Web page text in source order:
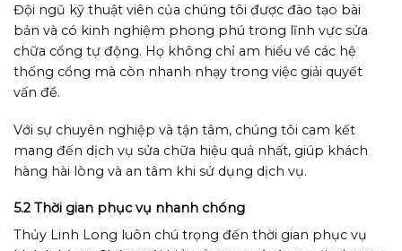
Đội ngũ kỹ thuật viên của chúng tôi được đào tạo bài
bản và có kinh nghiệm phong phú trong lĩnh vực sửa
chữa cổng tự động. Họ không chỉ am hiểu về các hệ
thống cổng mà còn nhanh nhạy trong việc giải quyết
vấn đề.
Với sự chuyên nghiệp và tận tâm, chúng tôi cam kết
mang đến dịch vụ sửa chữa hiệu quả nhất, giúp khách
hàng hài lòng và an tâm khi sử dụng dịch vụ.
5.2 Thời gian phục vụ nhanh chóng
Thủy Linh Long luôn chú trọng đến thời gian phục vụ